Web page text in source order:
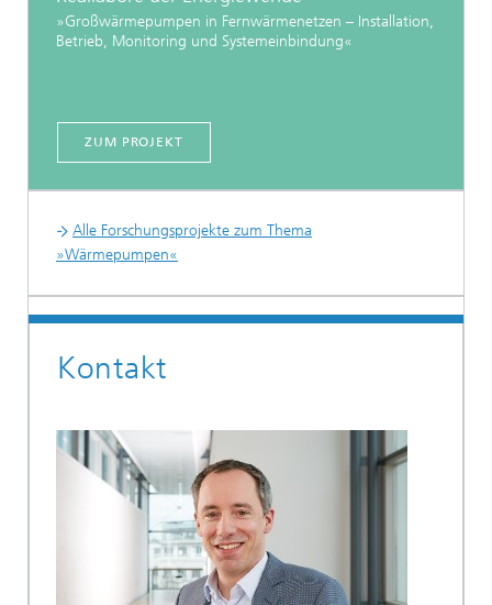
»Großwärmepumpen in Fernwärmenetzen – Installation,
Betrieb, Monitoring und Systemeinbindung«
ZUM PROJEKT
Alle Forschungsprojekte zum Thema
»Wärmepumpen«
Kontakt